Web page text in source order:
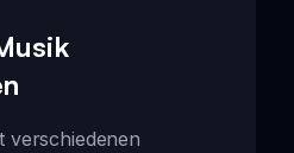
verschiedenen